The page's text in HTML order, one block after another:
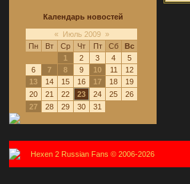
Календарь новостей
« Июль 2009 »
Пн
Вт Ср Чт Пт Сб
Вс
1
2 3 4
5
6
7 8 9 10 11
12
13
14 15 16 17 18
19
20
21 22 23 24 25
26
27
28 29 30 31
Hexen 2 Russian Fans © 2006-2026